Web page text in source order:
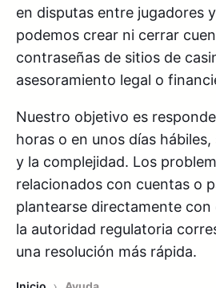
en disputas entre jugadores
podemos crear ni cerrar
contraseñas de sitios de
asesoramiento legal o
Nuestro objetivo es
horas o en unos días
y la complejidad. Los
relacionados con cuentas o
plantearse directamente
la autoridad regulatoria
una resolución más rápida.